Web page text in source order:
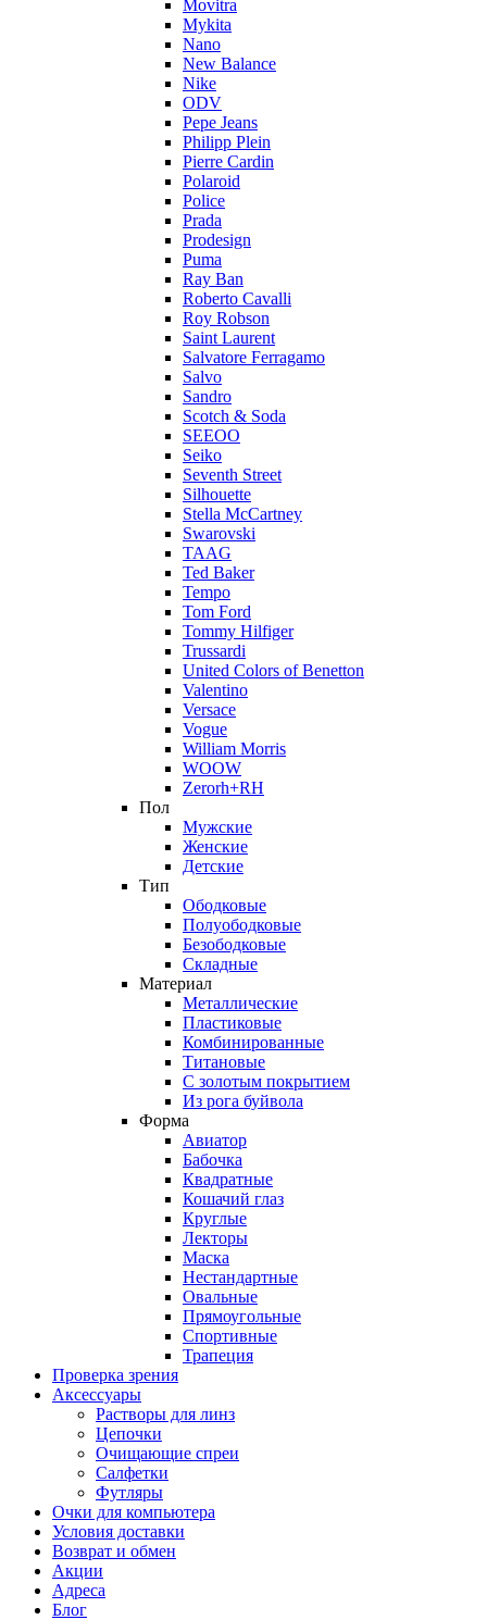
Movitra
Mykita
Nano
New Balance
Nike
ODV
Pepe Jeans
Philipp Plein
Pierre Cardin
Polaroid
Police
Prada
Prodesign
Puma
Ray Ban
Roberto Cavalli
Roy Robson
Saint Laurent
Salvatore Ferragamo
Salvo
Sandro
Scotch & Soda
SEEOO
Seiko
Seventh Street
Silhouette
Stella McCartney
Swarovski
TAAG
Ted Baker
Tempo
Tom Ford
Tommy Hilfiger
Trussardi
United Colors of Benetton
Valentino
Versace
Vogue
William Morris
WOOW
Zerorh+RH
Пол
Мужские
Женские
Детские
Тип
Ободковые
Полуободковые
Безободковые
Складные
Материал
Металлические
Пластиковые
Комбинированные
Титановые
С золотым покрытием
Из рога буйвола
Форма
Авиатор
Бабочка
Квадратные
Кошачий глаз
Круглые
Лекторы
Маска
Нестандартные
Овальные
Прямоугольные
Спортивные
Трапеция
Проверка зрения
Аксессуары
Растворы для линз
Цепочки
Очищающие спреи
Салфетки
Футляры
Очки для компьютера
Условия доставки
Возврат и обмен
Акции
Адреса
Блог